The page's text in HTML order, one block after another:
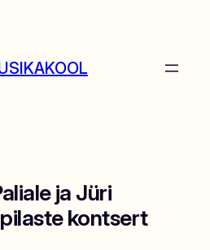
ja Jüri
kontsert